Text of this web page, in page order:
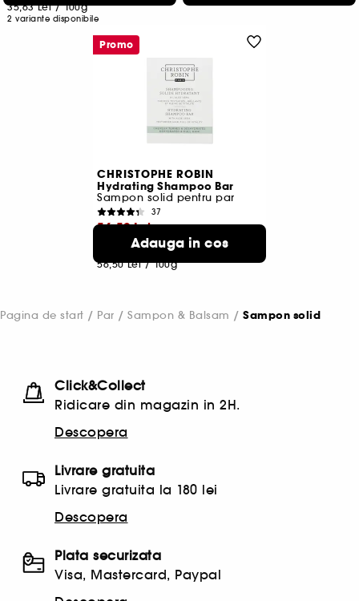
35,63 Lei /100g
2 variante disponibile
CHRISTOPHE ROBIN
Hydrating Shampoo Bar
Sampon solid pentru par
37
56,50 Lei
Cel mai mic pret:82,00 Lei -31.1%
56,50 Lei /100g
Adauga in cos
Promo
Pagina de start Par Sampon & Balsam Sampon solid
Click&Collect
Ridicare din magazin in 2H.
Descopera
Livrare gratuita
Livrare gratuita la 180 lei
Descopera
Plata securizata
Visa, Mastercard, Paypal